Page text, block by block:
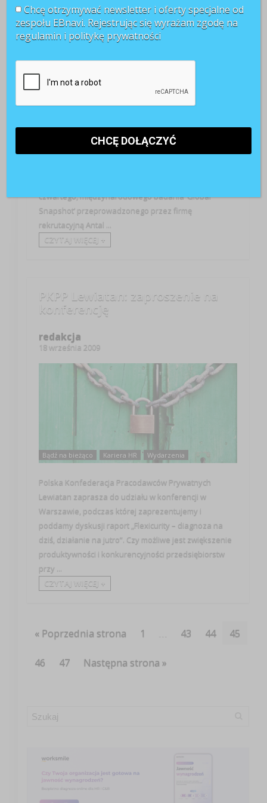
22 września 2009
Prawie połowa pracodawców (48%) planuje
zatrudnienie pracowników na stanowiska
czwartego, międzynarodowego badania ‘Global
Snapshot’ przeprowadzonego przez firmę
rekrutacyjną Antal ...
CZYTAJ WIĘCEJ +
PKPP Lewiatan: zaproszenie na
konferencję
redakcja
18 września 2009
Bądź na bieżąco Kariera HR Wydarzenia
Polska Konfederacja Pracodawców Prywatnych
Lewiatan zaprasza do udziału w konferencji w
Warszawie, podczas której zaprezentujemy i
poddamy dyskusji raport „Flexicurity – diagnoza na
dziś, działanie na jutro”. Czy możliwe jest zwiększenie
produktywności i konkurencyjności przedsiębiorstw
przy ...
CZYTAJ WIĘCEJ +
« Poprzednia strona 1 43 44 45
46 47 Następna strona »
Chcę otrzymywać newsletter i oferty specjalne od
zespołu EBnavi. Rejestrując się wyrażam zgodę na
regulamin i politykę prywatności